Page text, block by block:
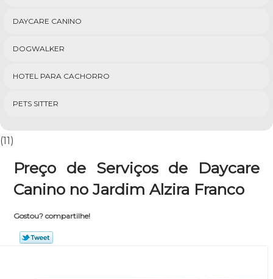
DAYCARE CANINO
DOGWALKER
HOTEL PARA CACHORRO
PETS SITTER
(11)
Preço de Serviços de Daycare
Canino no Jardim Alzira Franco
Gostou? compartilhe!